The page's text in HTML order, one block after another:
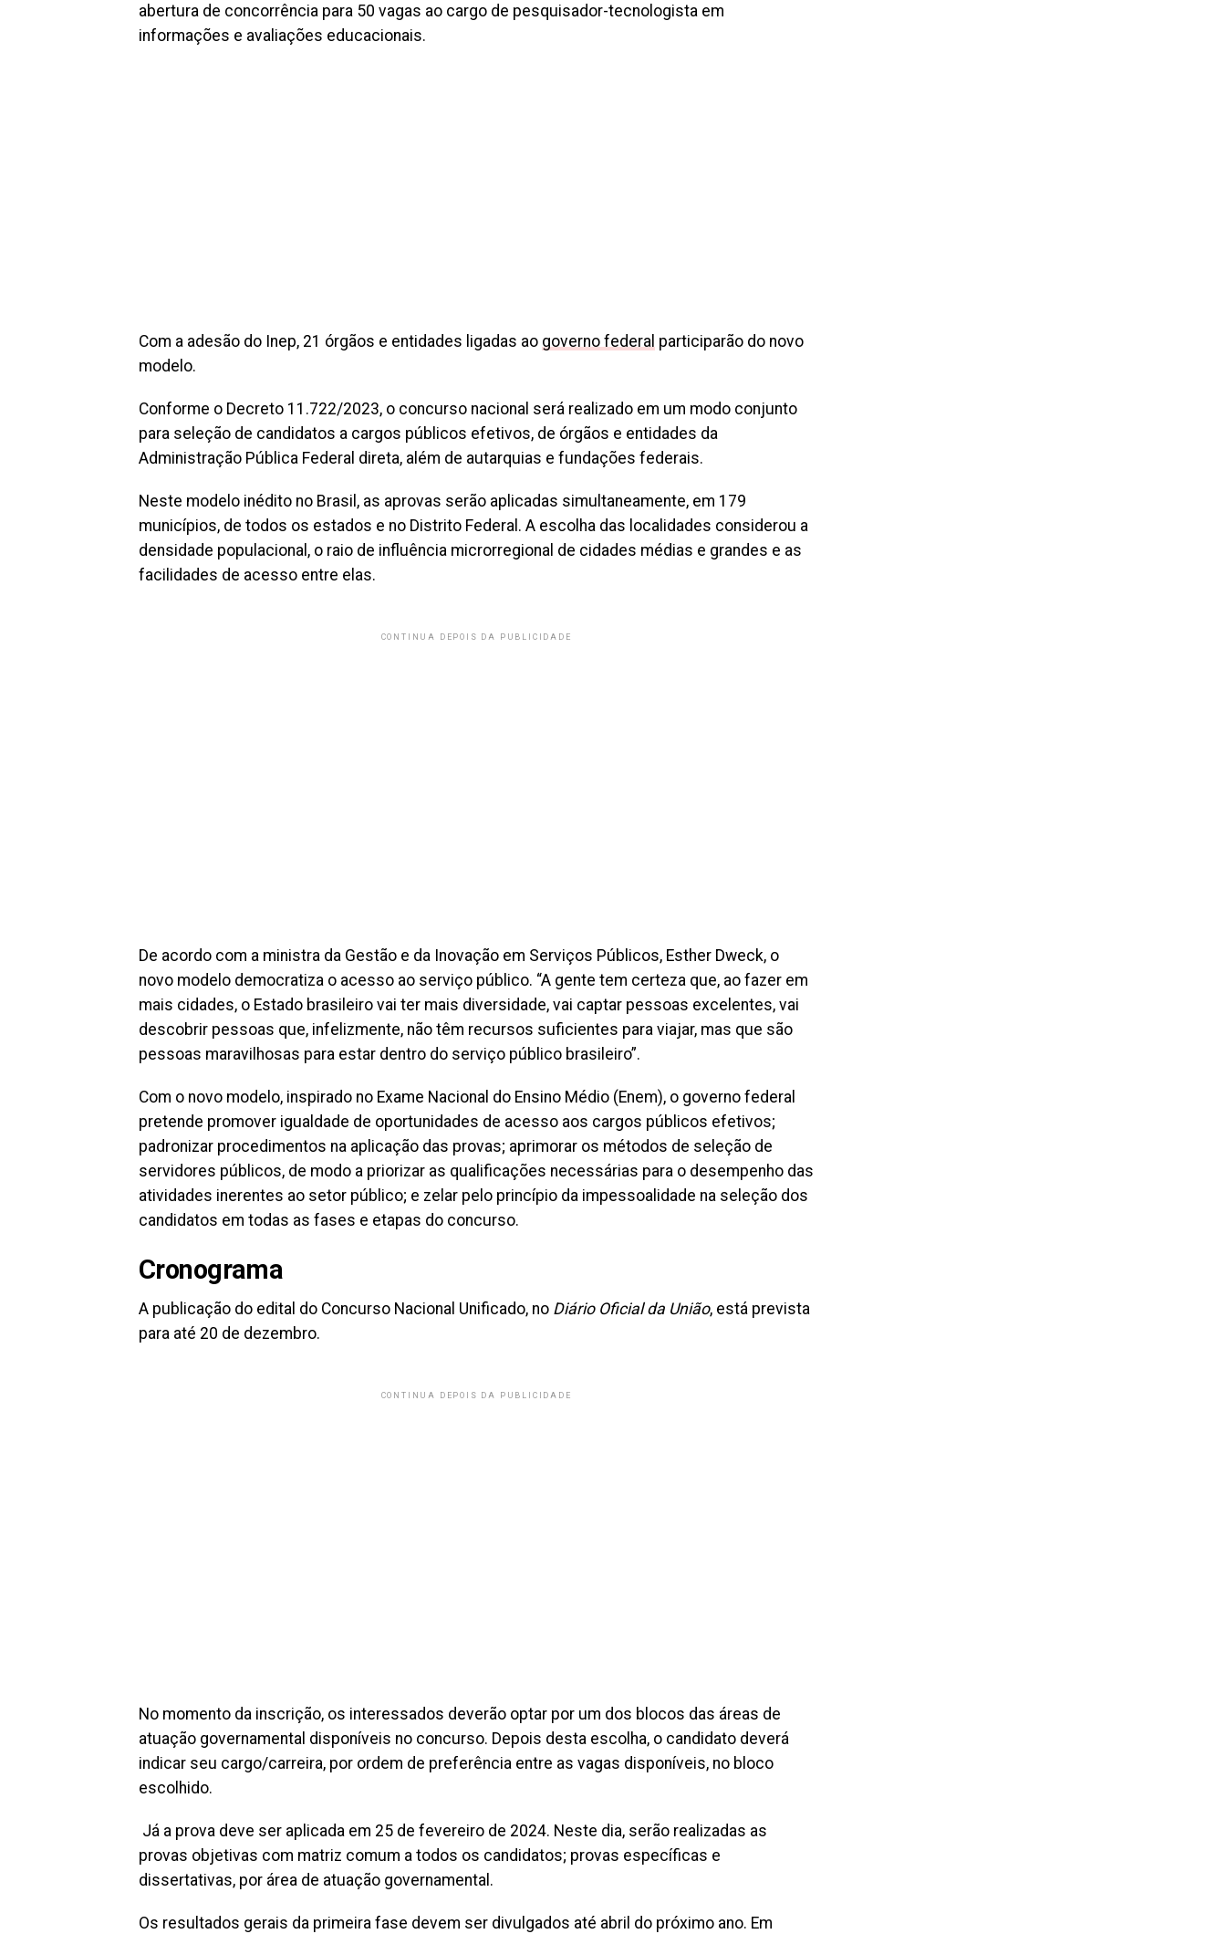
abertura de concorrência para 50 vagas ao cargo de pesquisador-tecnologista em
informações e avaliações educacionais.
Com a adesão do Inep, 21 órgãos e entidades ligadas ao governo federal participarão do novo
modelo.
Conforme o Decreto 11.722/2023, o concurso nacional será realizado em um modo conjunto
para seleção de candidatos a cargos públicos efetivos, de órgãos e entidades da
Administração Pública Federal direta, além de autarquias e fundações federais.
Neste modelo inédito no Brasil, as aprovas serão aplicadas simultaneamente, em 179
municípios, de todos os estados e no Distrito Federal. A escolha das localidades considerou a
densidade populacional, o raio de influência microrregional de cidades médias e grandes e as
facilidades de acesso entre elas.
CONTINUA DEPOIS DA PUBLICIDADE
De acordo com a ministra da Gestão e da Inovação em Serviços Públicos, Esther Dweck, o
novo modelo democratiza o acesso ao serviço público. “A gente tem certeza que, ao fazer em
mais cidades, o Estado brasileiro vai ter mais diversidade, vai captar pessoas excelentes, vai
descobrir pessoas que, infelizmente, não têm recursos suficientes para viajar, mas que são
pessoas maravilhosas para estar dentro do serviço público brasileiro”.
Com o novo modelo, inspirado no Exame Nacional do Ensino Médio (Enem), o governo federal
pretende promover igualdade de oportunidades de acesso aos cargos públicos efetivos;
padronizar procedimentos na aplicação das provas; aprimorar os métodos de seleção de
servidores públicos, de modo a priorizar as qualificações necessárias para o desempenho das
atividades inerentes ao setor público; e zelar pelo princípio da impessoalidade na seleção dos
candidatos em todas as fases e etapas do concurso.
Cronograma
A publicação do edital do Concurso Nacional Unificado, no Diário Oficial da União, está prevista
para até 20 de dezembro.
CONTINUA DEPOIS DA PUBLICIDADE
No momento da inscrição, os interessados deverão optar por um dos blocos das áreas de
atuação governamental disponíveis no concurso. Depois desta escolha, o candidato deverá
indicar seu cargo/carreira, por ordem de preferência entre as vagas disponíveis, no bloco
escolhido.
Já a prova deve ser aplicada em 25 de fevereiro de 2024. Neste dia, serão realizadas as
provas objetivas com matriz comum a todos os candidatos; provas específicas e
dissertativas, por área de atuação governamental.
Os resultados gerais da primeira fase devem ser divulgados até abril do próximo ano. Em